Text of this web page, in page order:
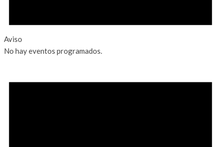
Aviso
No hay eventos programados.